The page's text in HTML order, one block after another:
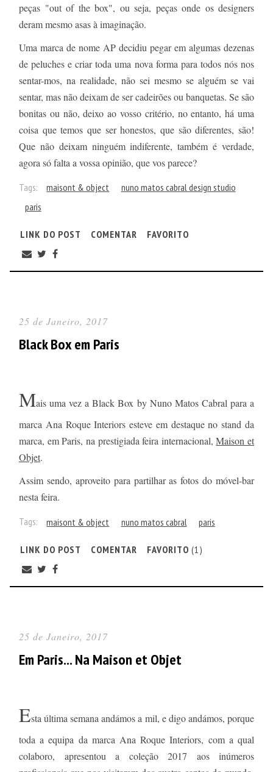
peças "out of the box", ou seja, peças onde os designers
deram mesmo asas à imaginação.
Uma marca de nome AP decidiu pegar em algumas dezenas
de peluches e criar toda uma nova forma para todos nós nos
sentar-mos, na realidade, não sei mesmo se alguém se vai
sentar, mas não deixam de ser cadeirões ou banquetas. Se são
bonitas ou não, deixo ao vosso critério, no entanto, há uma
coisa que temos que ser honestos, que são diferentes, são!
Que não deixam ninguém indiferente, também é verdade,
agora só falta a vossa opinião, que vos parece?
Tags: maisont & object
nuno matos cabral design studio
paris
LINK DO POST COMENTAR FAVORITO
25 de Janeiro, 2017
Black Box em Paris
Mais uma vez a Black Box by Nuno Matos Cabral para a
marca Ana Roque Interiors esteve em destaque no stand da
marca, em Paris, na prestigiada feira internacional,Maison et
Objet.
Assim sendo, aproveito para partilhar as fotos do móvel-bar
nesta feira.
Tags: maisont & object nuno matos cabral paris
LINK DO POST COMENTAR FAVORITO (1)
25 de Janeiro, 2017
Em Paris... Na Maison et Objet
Esta última semana andámos a mil, e digo andámos, porque
toda a equipa da marca Ana Roque Interiors, com a qual
colaboro, apresentou a coleção 2017 aos inúmeros